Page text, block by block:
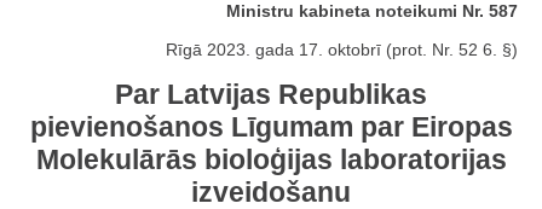
Ministru kabineta noteikumi Nr. 587
Rīgā 2023. gada 17. oktobrī (prot. Nr. 52 6. §)
Par Latvijas Republikas
pievienošanos Līgumam par Eiropas
Molekulārās bioloģijas laboratorijas
izveidošanu